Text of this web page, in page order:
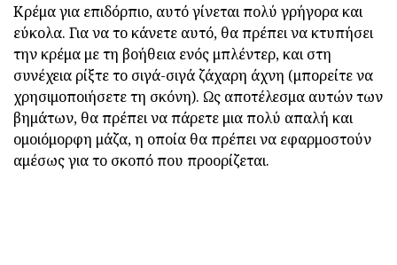
Κρέμα για επιδόρπιο, αυτό γίνεται πολύ γρήγορα και
εύκολα. Για να το κάνετε αυτό, θα πρέπει να κτυπήσει
την κρέμα με τη βοήθεια ενός μπλέντερ, και στη
συνέχεια ρίξτε το σιγά-σιγά ζάχαρη άχνη (μπορείτε να
χρησιμοποιήσετε τη σκόνη). Ως αποτέλεσμα αυτών των
βημάτων, θα πρέπει να πάρετε μια πολύ απαλή και
ομοιόμορφη μάζα, η οποία θα πρέπει να εφαρμοστούν
αμέσως για το σκοπό που προορίζεται.